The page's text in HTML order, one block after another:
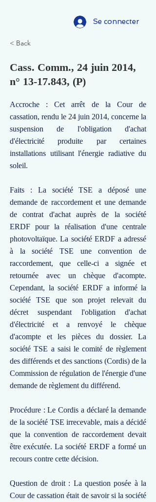
Se connecter
< Back
Cass. Comm., 24 juin 2014,
n° 13-17.843, (P)
Accroche : Cet arrêt de la Cour de
cassation, rendu le 24 juin 2014, concerne la
suspension de l'obligation d'achat
d'électricité produite par certaines
installations utilisant l'énergie radiative du
soleil.
Faits : La société TSE a déposé une
demande de raccordement et une demande
de contrat d'achat auprès de la société
ERDF pour la réalisation d'une centrale
photovoltaïque. La société ERDF a adressé
à la société TSE une convention de
raccordement, que celle-ci a signée et
retournée avec un chèque d'acompte.
Cependant, la société ERDF a informé la
société TSE que son projet relevait du
décret suspendant l'obligation d'achat
d'électricité et a renvoyé le chèque
d'acompte et les pièces du dossier. La
société TSE a saisi le comité de règlement
des différends et des sanctions (Cordis) de la
Commission de régulation de l'énergie d'une
demande de règlement du différend.
Procédure : Le Cordis a déclaré la demande
de la société TSE irrecevable, mais a décidé
que la convention de raccordement devait
être exécutée. La société ERDF a formé un
recours contre cette décision.
Question de droit : La question posée à la
Cour de cassation était de savoir si la société